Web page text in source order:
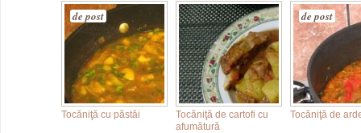
de post
Tocăniţă cu păstăi
Tocăniţă de cartofi cu
afumătură
de post
Tocăniţă de